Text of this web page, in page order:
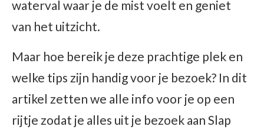
waterval waar je de mist voelt en geniet
van het uitzicht.
Maar hoe bereik je deze prachtige plek en
welke tips zijn handig voor je bezoek? In dit
artikel zetten we alle info voor je op een
rijtje zodat je alles uit je bezoek aan Slap